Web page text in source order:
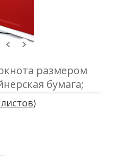
размером
бумага;
блок 50 листов,